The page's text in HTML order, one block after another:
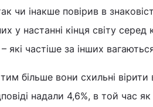
чи інакше повірив в
у настанні кінця світу серед
які частіше за інших
більше вони схильні вірити
надали 4,6%, в той час